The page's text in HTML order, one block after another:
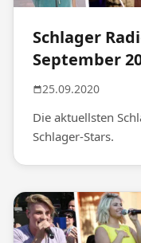
Schlager
September
25.09.2020
Die aktuellsten
Schlager-Stars.